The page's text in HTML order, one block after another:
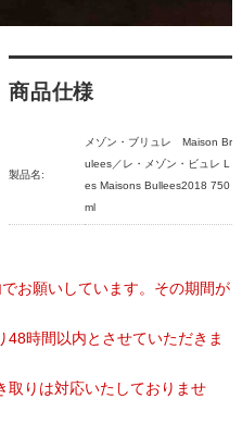
商品仕様
製品名:
メゾン・ブリュレ Maison Br
ulees／レ・メゾン・ビュレ L
es Maisons Bullees2018 750
ml
お願いしています。その期間が
時間以内とさせていただきま
りは対応いたしておりませ